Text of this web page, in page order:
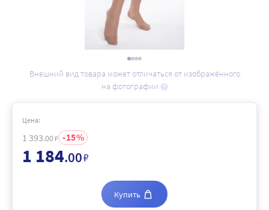
Внешний вид товара может отличаться от изображённого
на фотографии
Цена:
1 393.00₽ 15
1 184.00₽
Купить